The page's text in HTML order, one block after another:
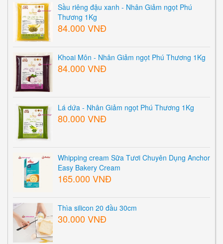
Sầu riêng đậu xanh - Nhân Giảm ngọt Phú
Thương 1Kg
84.000 VNĐ
Khoai Môn - Nhân Giảm ngọt Phú Thương 1Kg
84.000 VNĐ
Lá dứa - Nhân Giảm ngọt Phú Thương 1Kg
80.000 VNĐ
Whipping cream Sữa Tươi Chuyên Dụng Anchor
Easy Bakery Cream
165.000 VNĐ
Thìa silicon 20 đầu 30cm
30.000 VNĐ